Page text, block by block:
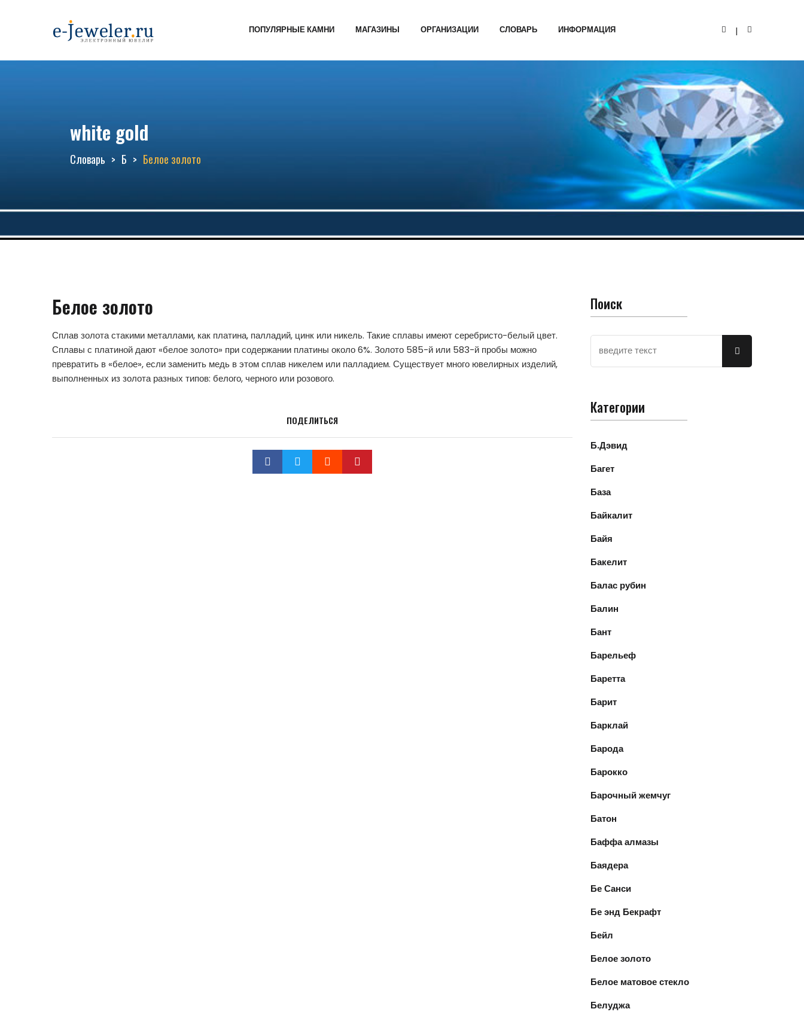
ПОПУЛЯРНЫЕ КАМНИ МАГАЗИНЫ ОРГАНИЗАЦИИ СЛОВАРЬ ИНФОРМАЦИЯ
white gold
Словарь Б Белое золото
Белое золото
Сплав золота стакими металлами, как платина, палладий, цинк или никель. Такие сплавы имеют серебристо-белый цвет.
Сплавы с платиной дают «белое золото» при содержании платины около 6%. Золото 585-й или 583-й пробы можно
превратить в «белое», если заменить медь в этом сплав никелем или палладием. Существует много ювелирных изделий,
выполненных из золота разных типов: белого, черного или розового.
ПОДЕЛИТЬСЯ
Поиск
Категории
Б.Дэвид
Багет
База
Байкалит
Байя
Бакелит
Балас рубин
Балин
Бант
Барельеф
Баретта
Барит
Барклай
Барода
Барокко
Барочный жемчуг
Батон
Баффа алмазы
Баядера
Бе Санси
Бе энд Бекрафт
Бейл
Белое золото
Белое матовое стекло
Белуджа